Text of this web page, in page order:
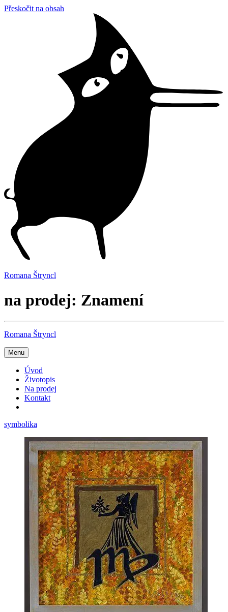
Přeskočit na obsah
Romana Štryncl
na prodej: Znamení
Romana Štryncl
Menu
Úvod
Životopis
Na prodej
Kontakt
symbolika